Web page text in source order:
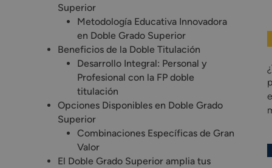
Superior
Metodología Educativa Innovadora
en Doble Grado Superior
Beneficios de la Doble Titulación
Desarrollo Integral: Personal y
Profesional con la FP doble
titulación
Opciones Disponibles en Doble Grado
Superior
Combinaciones Específicas de Gran
Valor
El Doble Grado Superior amplia tus